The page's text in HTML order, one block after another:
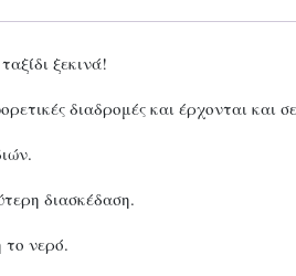
ξεκινά!
διαδρομές και έρχονται και
διασκέδαση.
το νερό.